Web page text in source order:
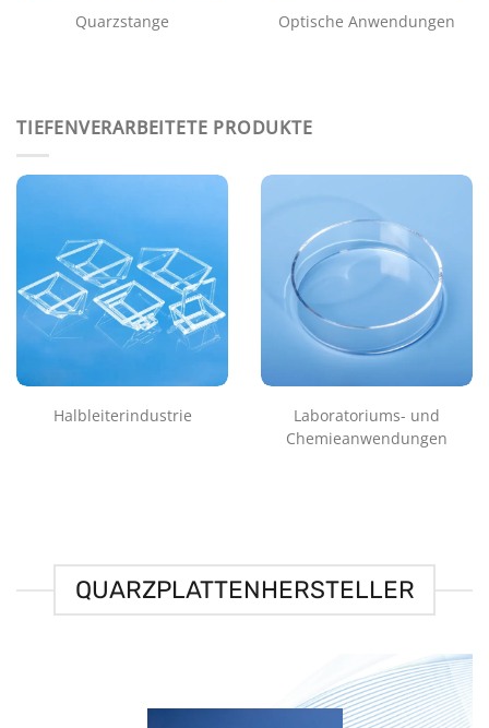
QUARZPLATTENHERSTELLER
Quarzstange Optische Anwendungen
TIEFENVERARBEITETE PRODUKTE
Halbleiterindustrie
Laboratoriums- und
Chemieanwendungen